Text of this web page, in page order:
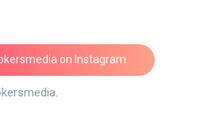
on Instagram
Follow on Instagram